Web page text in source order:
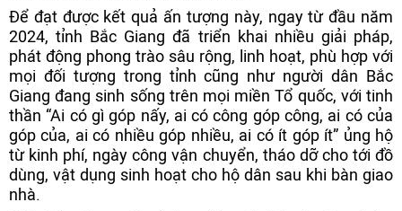
Để đạt được kết quả ấn tượng này, ngay từ đầu năm
2024, tỉnh Bắc Giang đã triển khai nhiều giải pháp,
phát động phong trào sâu rộng, linh hoạt, phù hợp với
mọi đối tượng trong tỉnh cũng như người dân Bắc
Giang đang sinh sống trên mọi miền Tổ quốc, với tinh
thần “Ai có gì góp nấy, ai có công góp công, ai có của
góp của, ai có nhiều góp nhiều, ai có ít góp ít” ủng hộ
từ kinh phí, ngày công vận chuyển, tháo dỡ cho tới đồ
dùng, vật dụng sinh hoạt cho hộ dân sau khi bàn giao
nhà.